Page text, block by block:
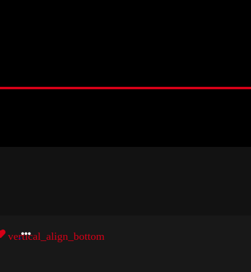
vertical_align_bottom